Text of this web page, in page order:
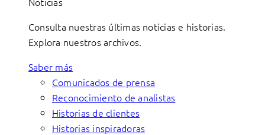
Consulta nuestras últimas noticias e historias.
Explora nuestros archivos.
Saber más
Comunicados de prensa
Reconocimiento de analistas
Historias de clientes
Historias inspiradoras